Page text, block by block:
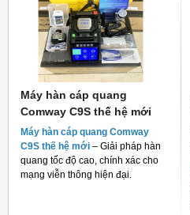
Máy hàn cáp quang
Comway C9S thế hệ mới
Máy hàn cáp quang Comway
C9S thế hệ mới – Giải pháp hàn
quang tốc độ cao, chính xác cho
mạng viễn thông hiện đại.